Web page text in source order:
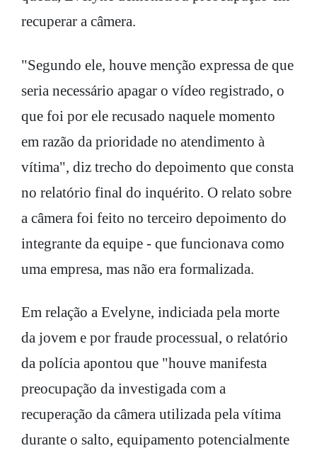
recuperar a câmera.
"Segundo ele, houve menção expressa de que
seria necessário apagar o vídeo registrado, o
que foi por ele recusado naquele momento
em razão da prioridade no atendimento à
vítima", diz trecho do depoimento que consta
no relatório final do inquérito. O relato sobre
a câmera foi feito no terceiro depoimento do
integrante da equipe - que funcionava como
uma empresa, mas não era formalizada.
Em relação a Evelyne, indiciada pela morte
da jovem e por fraude processual, o relatório
da polícia apontou que "houve manifesta
preocupação da investigada com a
recuperação da câmera utilizada pela vítima
durante o salto, equipamento potencialmente